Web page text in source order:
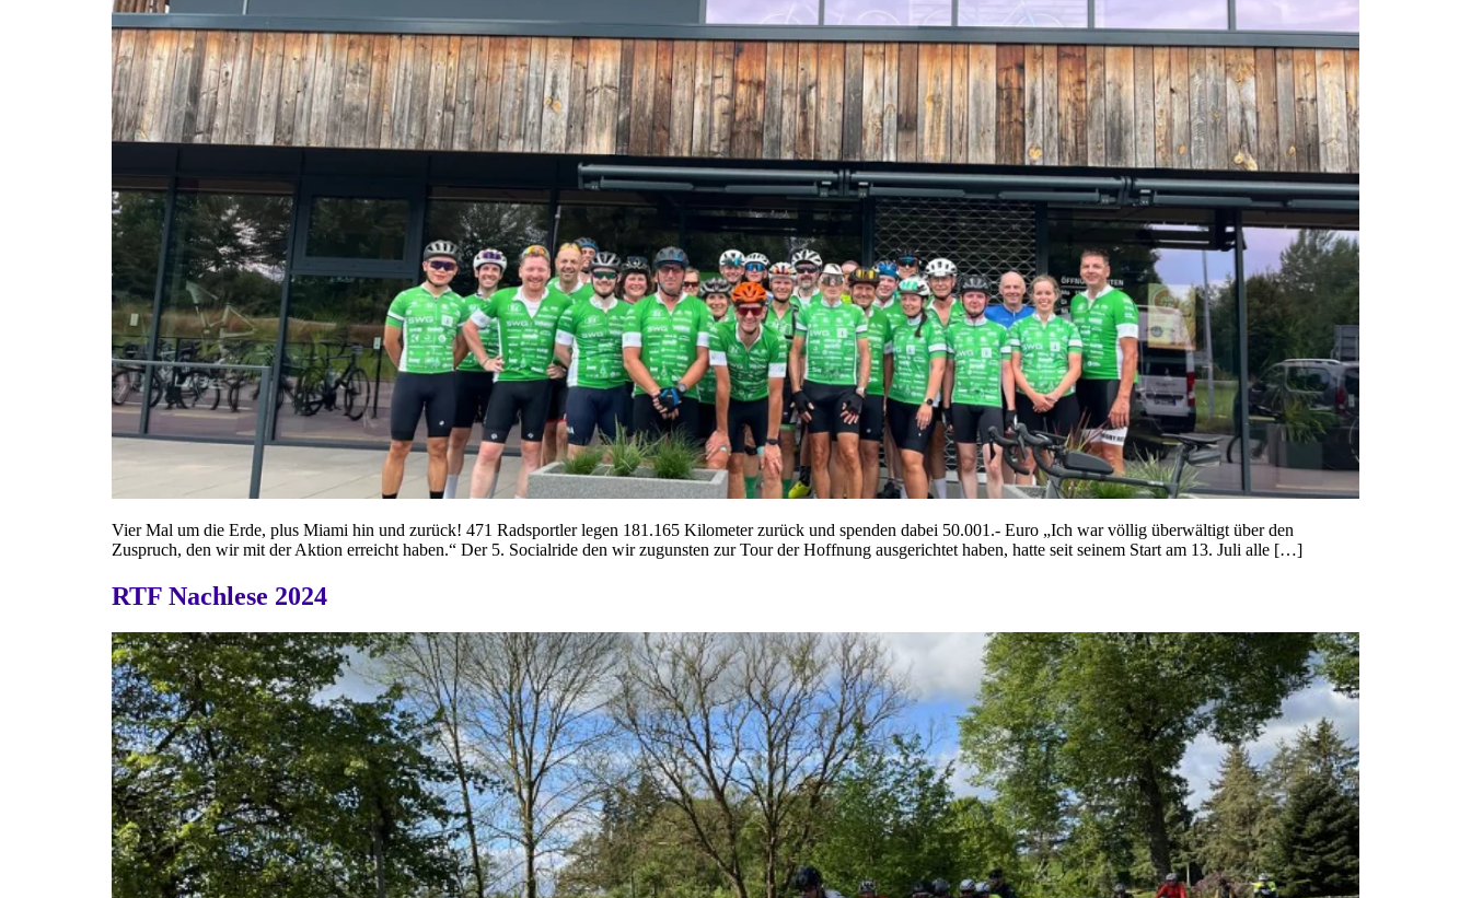
Vier Mal um die Erde, plus Miami hin und zurück! 471 Radsportler legen 181.165 Kilometer zurück und spenden dabei 50.001.- Euro „Ich war völlig überwältigt über den
Zuspruch, den wir mit der Aktion erreicht haben.“ Der 5. Socialride den wir zugunsten zur Tour der Hoffnung ausgerichtet haben, hatte seit seinem Start am 13. Juli alle […]
RTF Nachlese 2024